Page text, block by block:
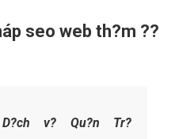
seo web th?m ??
D?ch v? Qu?n Tr?